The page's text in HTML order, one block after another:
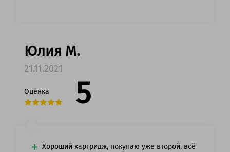
Юлия М.
21.11.2021
Оценка 5
Хороший картридж, покупаю уже второй, всё